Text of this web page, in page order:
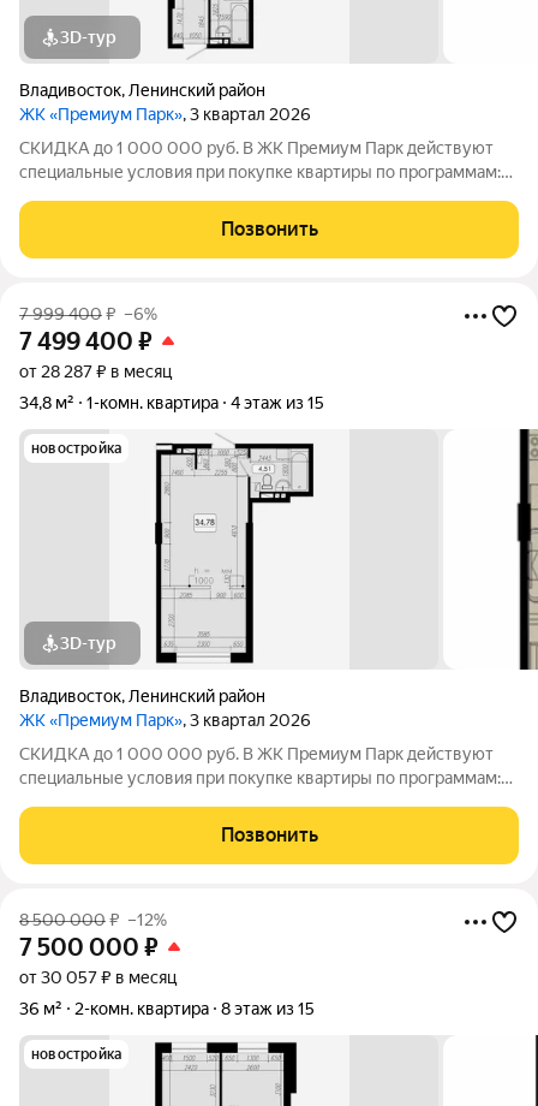
3D-тур
Владивосток, Ленинский район
ЖК «Премиум Парк», 3 квартал 2026
СКИДКА до 1 000 000 руб. В ЖК Премиум Парк действуют
специальные условия при покупке квартиры по программам:
покупке квартиры за счёт собственных средств при 100%
оплате. Размер скидки: 1 000 000
Позвонить
7 999 400₽ –6%
7 499 400 ₽
от 28 287 ₽ в месяц
34,8 м²
1-комн. квартира 4 этаж из 15
новостройка
3D-тур
Владивосток, Ленинский район
ЖК «Премиум Парк», 3 квартал 2026
СКИДКА до 1 000 000 руб. В ЖК Премиум Парк действуют
специальные условия при покупке квартиры по программам:
покупке квартиры за счёт собственных средств при 100%
оплате. Размер скидки: 1 000 000
Позвонить
8 500 000₽ –12%
7 500 000 ₽
от 30 057 ₽ в месяц
36 м²
2-комн. квартира 8 этаж из 15
новостройка